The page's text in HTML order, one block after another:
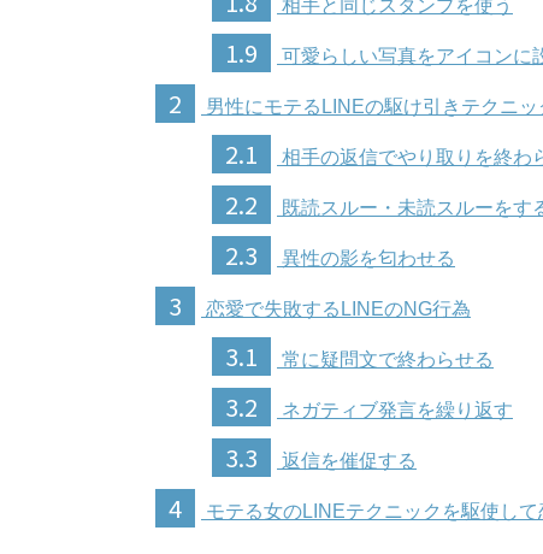
相手と同じスタンプを使う
1.9 可愛らしい写真をアイコンに
2 男性にモテるLINEの駆け引きテクニッ
2.1 相手の返信でやり取りを終わ
2.2 既読スルー・未読スルーをす
2.3 異性の影を匂わせる
3 恋愛で失敗するLINEのNG行為
3.1 常に疑問文で終わらせる
3.2 ネガティブ発言を繰り返す
3.3 返信を催促する
4 モテる女のLINEテクニックを駆使して